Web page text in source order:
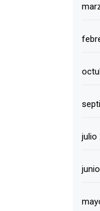
julio